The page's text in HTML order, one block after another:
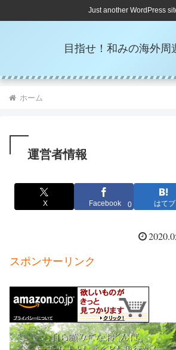
Just another WordPress
目指せ！和みの海外周
ホーム
運営者情報
X Facebook 0 はてブ
スポンサーリンク